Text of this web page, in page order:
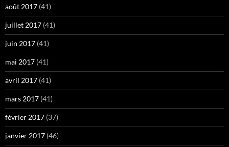
août 2017 (41)
juillet 2017 (41)
juin 2017 (41)
mai 2017 (41)
avril 2017 (41)
mars 2017 (41)
février 2017 (37)
janvier 2017 (46)